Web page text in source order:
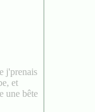
j'prenais
et
une bête